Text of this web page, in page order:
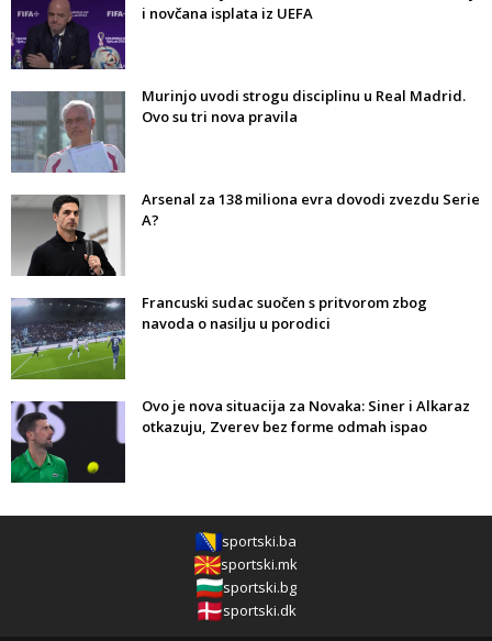
i novčana isplata iz UEFA
Murinjo uvodi strogu disciplinu u Real Madrid.
Ovo su tri nova pravila
Arsenal za 138 miliona evra dovodi zvezdu Serie
A?
Francuski sudac suočen s pritvorom zbog
navoda o nasilju u porodici
Ovo je nova situacija za Novaka: Siner i Alkaraz
otkazuju, Zverev bez forme odmah ispao
sportski.ba
sportski.mk
sportski.bg
sportski.dk